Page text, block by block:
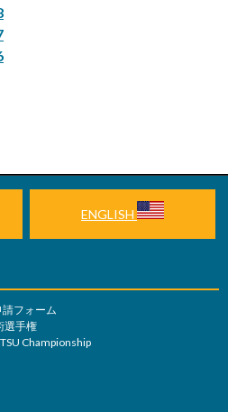
ENGLISH
フォーム
選手権
Championship